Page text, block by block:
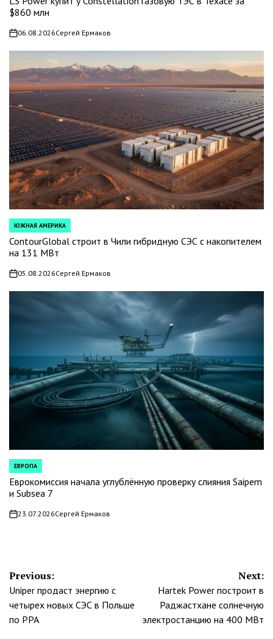
$860 млн
on06.08.2026Сергей Ермаков
POSTED
IN
ЮЖНАЯ АМЕРИКА
ContourGlobal строит в Чили гибридную СЭС с накопителем
на 131 МВт
on05.08.2026Сергей Ермаков
POSTED
IN
ЕВРОПА
Еврокомиссия начала углублённую проверку слияния Saipem
и Subsea 7
on23.07.2026Сергей Ермаков
Навигация
по
записям
Previous:
Uniper продаст энергию с
четырех новых СЭС в Польше
по PPA
Next:
Hartek Power построит в
Раджастхане солнечную
электростанцию на 400 МВт